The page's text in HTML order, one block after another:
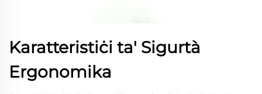
Karatteristiċi ta' Sigurtà
Ergonomika